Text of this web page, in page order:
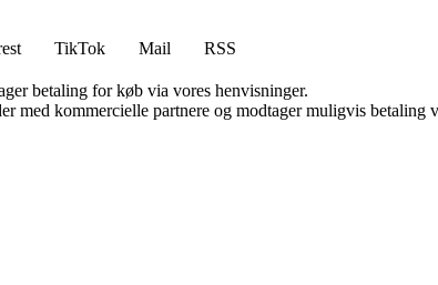
TikTok Mail
RSS
betaling for køb via vores henvisninger.
med kommercielle partnere og modtager muligvis betaling